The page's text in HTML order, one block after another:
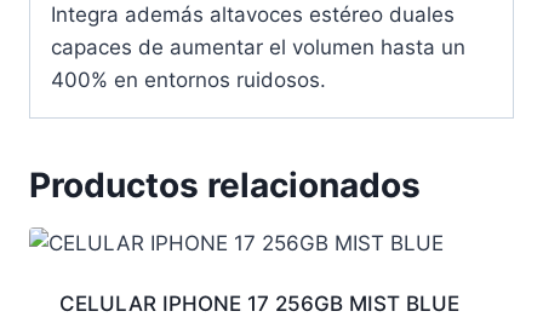
Integra además altavoces estéreo duales
capaces de aumentar el volumen hasta un
400% en entornos ruidosos.
Productos relacionados
CELULAR IPHONE 17 256GB MIST BLUE